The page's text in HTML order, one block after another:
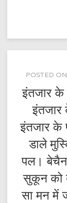
POSTED ON
इंतजार के
इंतजार
इंतजार के
डाले
पल।
सुकून को
सा मन में